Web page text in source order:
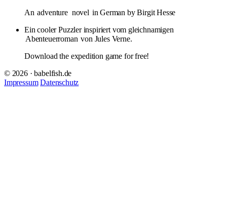
An adventure novel in German by Birgit Hesse
Ein cooler Puzzler inspiriert vom gleichnamigen
Abenteuerroman von Jules Verne.
Download the expedition game for free!
© 2026 · babelfish.de
Impressum Datenschutz